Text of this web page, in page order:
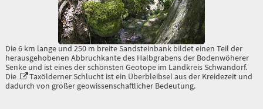
Die 6 km lange und 250 m breite Sandsteinbank bildet einen Teil der
herausgehobenen Abbruchkante des Halbgrabens der Bodenwöherer
Senke und ist eines der schönsten Geotope im Landkreis Schwandorf.
Die
Taxölderner Schluchtist ein Überbleibsel aus der Kreidezeit und
dadurch von großer geowissenschaftlicher Bedeutung.